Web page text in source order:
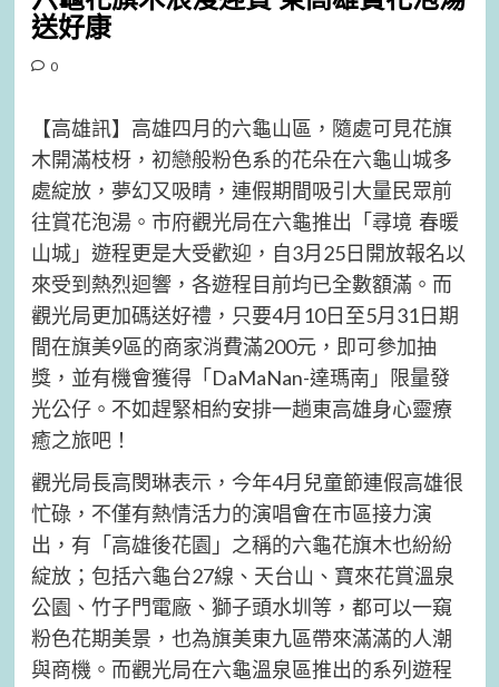
送好康
0
【高雄訊】高雄四月的六龜山區，隨處可見花旗
木開滿枝枒，初戀般粉色系的花朵在六龜山城多
處綻放，夢幻又吸睛，連假期間吸引大量民眾前
往賞花泡湯。市府觀光局在六龜推出「尋境 春暖
山城」遊程更是大受歡迎，自3月25日開放報名以
來受到熱烈迴響，各遊程目前均已全數額滿。而
觀光局更加碼送好禮，只要4月10日至5月31日期
間在旗美9區的商家消費滿200元，即可參加抽
獎，並有機會獲得「DaMaNan-達瑪南」限量發
光公仔。不如趕緊相約安排一趟東高雄身心靈療
癒之旅吧！
觀光局長高閔琳表示，今年4月兒童節連假高雄很
忙碌，不僅有熱情活力的演唱會在市區接力演
出，有「高雄後花園」之稱的六龜花旗木也紛紛
綻放；包括六龜台27線、天台山、寶來花賞溫泉
公園、竹子門電廠、獅子頭水圳等，都可以一窺
粉色花期美景，也為旗美東九區帶來滿滿的人潮
與商機。而觀光局在六龜溫泉區推出的系列遊程